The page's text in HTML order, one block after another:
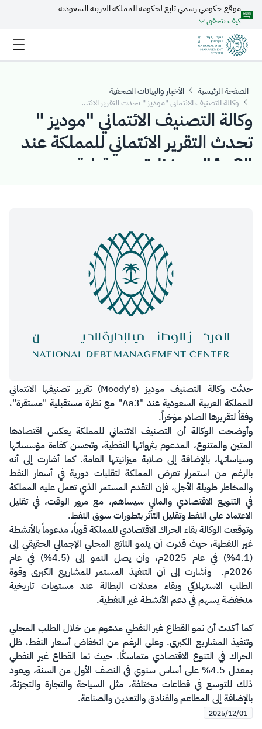
تخطي إلى المحتوى الرئيسي
موقع حكومي رسمي تابع لحكومة المملكة العربية السعودية
كيف تتحقق
الصفحة الرئيسية
الأخبار والبيانات الصحفية
وكالة التصنيف الائتماني "موديز " تحدث التقرير الائتماني للمملكة عند "Aa3" مع نظرة مستقبلية "مستقرة"
وكالة التصنيف الائتماني "موديز "
تحدث التقرير الائتماني للمملكة عند
"Aa3" مع نظرة مستقبلية
​حدثت وكالة التصنيف موديز (Moody's) تقرير تصنيفها الائتماني
للمملكة العربية السعودية عند "Aa3" مع نظرة مستقبلية "مستقرة"،
وفقاً لتقريرها الصادر مؤخراً.
وأوضحت الوكالة أن التصنيف الائتماني للمملكة يعكس اقتصادها
المتين والمتنوع، المدعوم بثرواتها النفطية، وتحسن كفاءة مؤسساتها
وسياساتها، بالإضافة إلى صلابة ميزانيتها العامة. كما أشارت إلى أنه
بالرغم من استمرار تعرض المملكة لتقلبات دورية في أسعار النفط
والمخاطر طويلة الأجل، فإن التقدم المستمر الذي تعمل عليه المملكة
في التنويع الاقتصادي والمالي سيساهم، مع مرور الوقت، في تقليل
الاعتماد على النفط وتقليل التأثر بتطورات سوق النفط.
وتوقعت الوكالة بقاء الحراك الاقتصادي للمملكة قوياً، مدعوماً بالأنشطة
غير النفطية، حيث قدرت أن ينمو الناتج المحلي الإجمالي الحقيقي إلى
(4.1%) في عام 2025م، وأن يصل النمو إلى (4.5%) في عام
2026م. وأشارت إلى أن التنفيذ المستمر للمشاريع الكبرى وقوة
الطلب الاستهلاكي وبقاء معدلات البطالة عند مستويات تاريخية
منخفضة يسهم في دعم الأنشطة غير النفطية.
كما أكدت أن نمو القطاع غير النفطي مدعوم من خلال الطلب المحلي
وتنفيذ المشاريع الكبرى. وعلى الرغم من انخفاض أسعار النفط، ظل
الحراك في التنوع الاقتصادي متماسكًا. حيث نما القطاع غير النفطي
بمعدل 4.5% على أساس سنوي في النصف الأول من السنة، ويعود
ذلك للتوسع في قطاعات مختلفة، مثل السياحة والتجارة والتجزئة،
بالإضافة إلى المطاعم والفنادق والتعدين والصناعة.
2025/12/01